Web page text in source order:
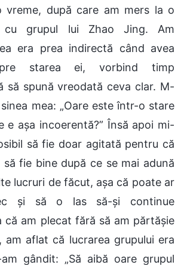
vreme, după care am mers la o
cu grupul lui Zhao Jing. Am
era prea indirectă când avea
starea ei, vorbind timp
să spună vreodată ceva clar. M-
mea: „Oare este într-o stare
e așa incoerentă?” Însă apoi mi-
să fie doar agitată pentru că
fie bine după ce se mai adună
lucruri de făcut, așa că poate ar
și să o las să-și continue
că am plecat fără să am părtășie
am aflat că lucrarea grupului era
gândit: „Să aibă oare grupul